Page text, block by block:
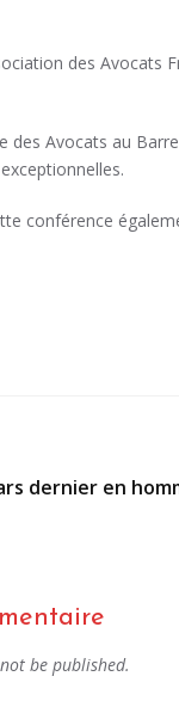
des Avocats
des Avocats au
conférence
dernier en
be published.